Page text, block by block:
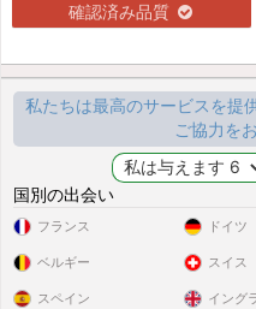
確認済み品質
私たちは最高のサービスを提
ご協力を
国別の出会い
フランス
ベルギー
スペイン
ドイツ
スイス
イング